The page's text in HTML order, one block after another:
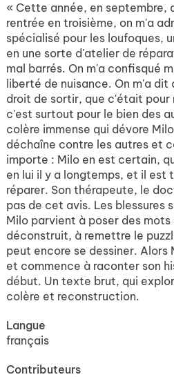
« Cette année, en septembre,
rentrée en troisième, on m'a
spécialisé pour les loufoques,
en une sorte d'atelier de
mal barrés. On m'a confisqué
liberté de nuisance. On m'a dit
droit de sortir, que c'était pour
c'est surtout pour le bien des
colère immense qui dévore
déchaîne contre les autres et
importe : Milo en est certain,
en lui il y a longtemps, et il est
réparer. Son thérapeute, le
pas de cet avis. Les blessures
Milo parvient à poser des mots
déconstruit, à remettre le
peut encore se dessiner. Alors
et commence à raconter son
début. Un texte brut, qui
colère et reconstruction.
Langue
français
Contributeurs